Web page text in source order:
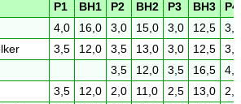
P1 BH1 P2 BH2 P3 BH3
P4
4,0 16,0 3,0 15,0 3,0 12,5
3,0
3,5 12,0 3,5 13,0 3,0 12,5
3,0
3,5 12,0 3,5 16,5
4,0
3,5 12,0 2,0 11,0 2,5 13,0
2,5